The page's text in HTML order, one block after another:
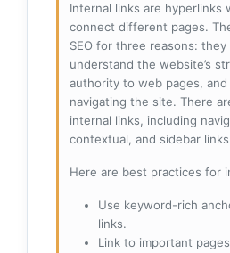
Internal links are hyperlinks
connect different pages.
SEO for three reasons:
understand the website’s
authority to web pages,
navigating the site. There
internal links, including
contextual, and sidebar
Here are best practices for
Use keyword-rich
links.
Link to important